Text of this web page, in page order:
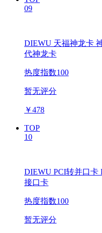
09
DIEWU 天福神龙卡
代神龙卡
热度指数100
暂无评分
￥478
TOP
10
DIEWU PCI转并口卡
接口卡
热度指数100
暂无评分